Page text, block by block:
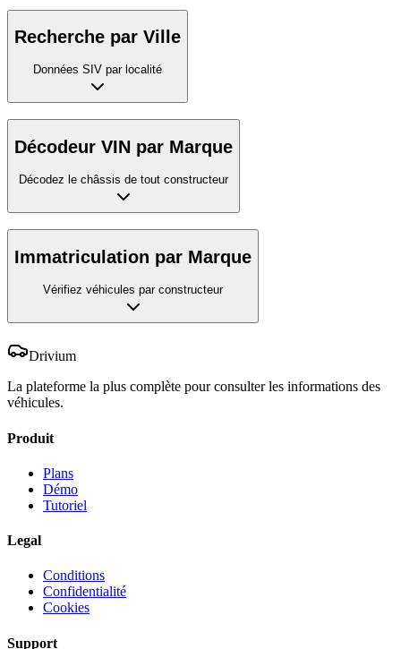
Recherche par Ville
Données SIV par localité
Décodeur VIN par Marque
Décodez le châssis de tout constructeur
Immatriculation par Marque
Vérifiez véhicules par constructeur
Drivium
La plateforme la plus complète pour consulter les informations des
véhicules.
Produit
Plans
Démo
Tutoriel
Legal
Conditions
Confidentialité
Cookies
Support